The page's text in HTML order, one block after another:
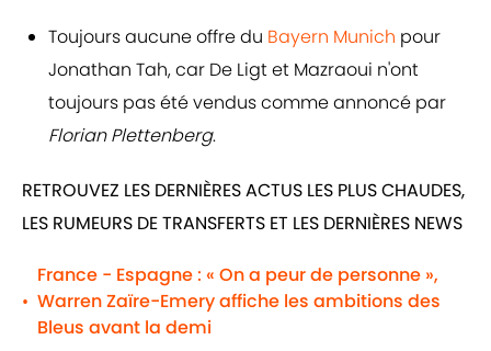
Toujours aucune offre du Bayern Munich pour
Jonathan Tah, car De Ligt et Mazraoui n'ont
toujours pas été vendus comme annoncé par
Florian Plettenberg.
RETROUVEZ LES DERNIÈRES ACTUS LES PLUS CHAUDES,
LES RUMEURS DE TRANSFERTS ET LES DERNIÈRES NEWS
•
France - Espagne : « On a peur de personne »,
Warren Zaïre-Emery affiche les ambitions des
Bleus avant la demi